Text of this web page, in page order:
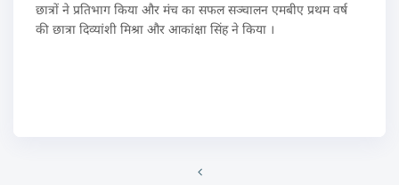
छात्रों ने प्रतिभाग किया और मंच का सफल सञ्चालन एमबीए प्रथम वर्ष
की छात्रा दिव्यांशी मिश्रा और आकांक्षा सिंह ने किया ।